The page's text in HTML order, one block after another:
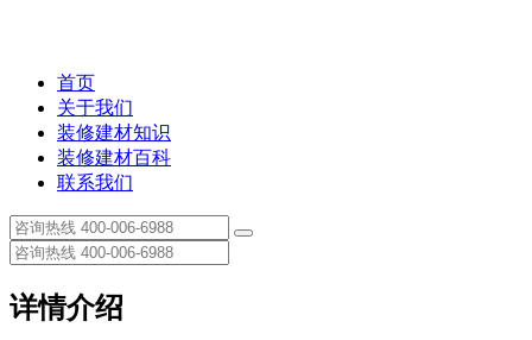
首页
关于我们
装修建材知识
装修建材百科
联系我们
详情介绍